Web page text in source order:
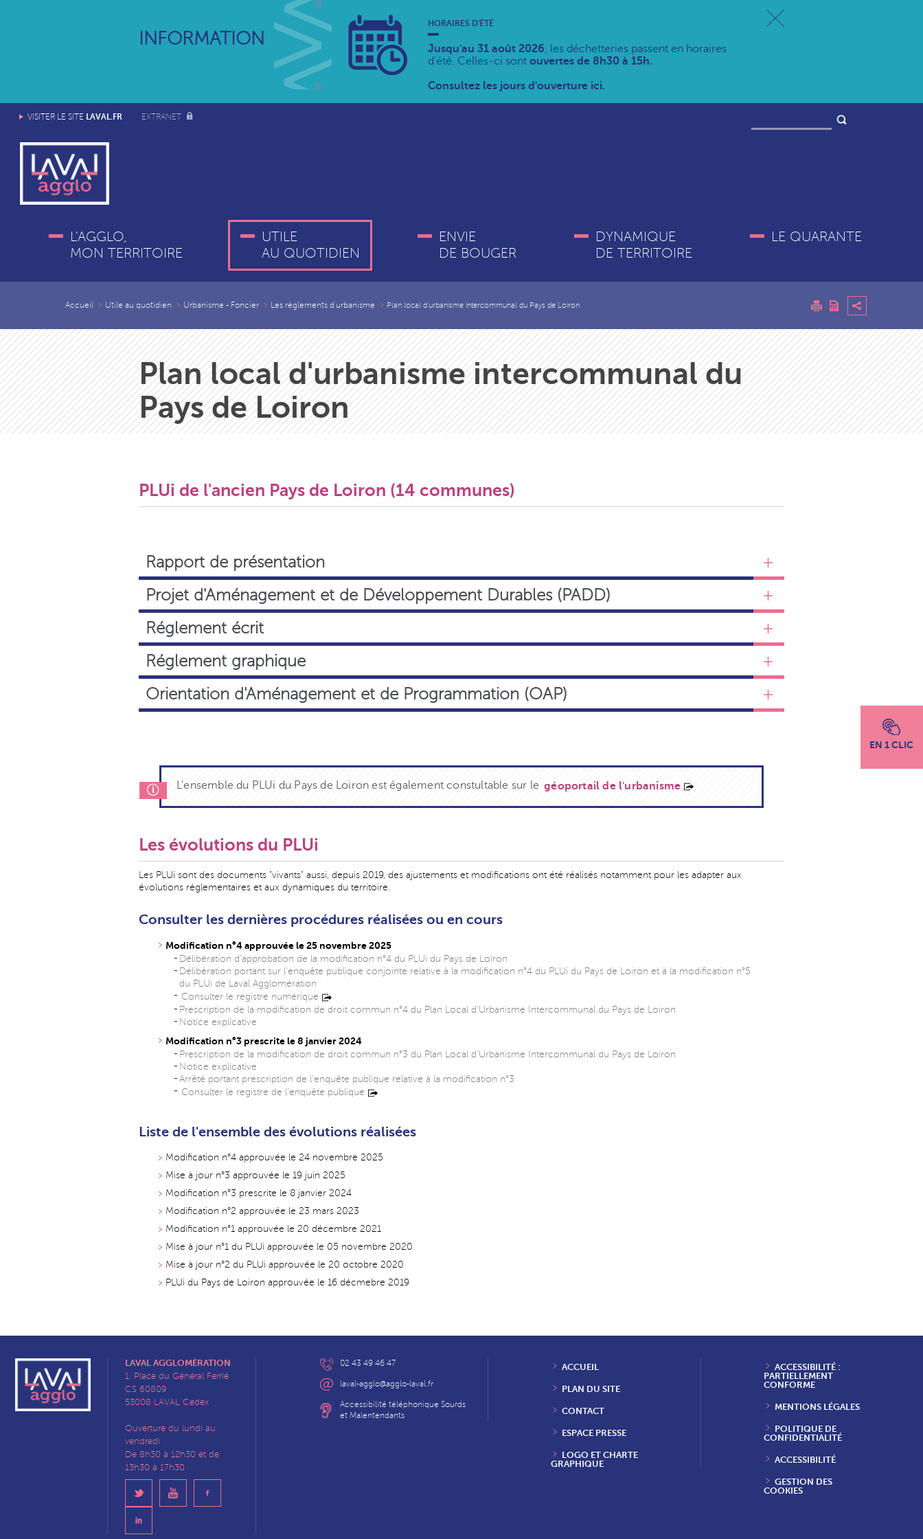
INFORMATION
HORAIRES D'ÉTÉ
Jusqu'au 31 août 2026, les déchetteries passent en horaires
d'été. Celles-ci sont ouvertes de 8h30 à 15h.
Consultez les jours d'ouverture ici.
VISITER LE SITE LAVAL.FR EXTRANET
L'AGGLO,
MON TERRITOIRE
UTILE
AU QUOTIDIEN
ENVIE
DE BOUGER
DYNAMIQUE
DE TERRITOIRE
LE QUARANTE
EN 1 CLIC
Accueil Utile au quotidien Urbanisme - Foncier Les règlements d'urbanisme Plan local d'urbanisme intercommunal du Pays de Loiron
Plan local d'urbanisme intercommunal du
Pays de Loiron
PLUi de l'ancien Pays de Loiron (14 communes)
Rapport de présentation
Projet d'Aménagement et de Développement Durables (PADD)
Réglement écrit
Réglement graphique
Orientation d'Aménagement et de Programmation (OAP)
L'ensemble du PLUi du Pays de Loiron est également constultable sur le géoportail de l'urbanisme
Les évolutions du PLUi
Les PLUi sont des documents "vivants" aussi, depuis 2019, des ajustements et modifications ont été réalisés notamment pour les adapter aux
évolutions réglementaires et aux dynamiques du territoire.
Consulter les dernières procédures réalisées ou en cours
Modification n°4 approuvée le 25 novembre 2025
Délibération d'approbation de la modification n°4 du PLUi du Pays de Loiron
Délibération portant sur l'enquête publique conjointe relative à la modification n°4 du PLUi du Pays de Loiron et à la modification n°5
du PLUi de Laval Agglomération
Consulter le registre numérique
Prescription de la modification de droit commun n°4 du Plan Local d'Urbanisme Intercommunal du Pays de Loiron
Notice explicative
Modification n°3 prescrite le 8 janvier 2024
Prescription de la modification de droit commun n°3 du Plan Local d'Urbanisme Intercommunal du Pays de Loiron
Notice explicative
Arrêté portant prescription de l'enquête publique relative à la modification n°3
Consulter le registre de l'enquête publique
Liste de l'ensemble des évolutions réalisées
Modification n°4 approuvée le 24 novembre 2025
Mise à jour n°3 approuvée le 19 juin 2025
Modification n°3 prescrite le 8 janvier 2024
Modification n°2 approuvée le 23 mars 2023
Modification n°1 approuvée le 20 décembre 2021
Mise à jour n°1 du PLUi approuvée le 05 novembre 2020
Mise à jour n°2 du PLUi approuvée le 20 octobre 2020
PLUi du Pays de Loiron approuvée le 16 décmebre 2019
LAVAL AGGLOMÉRATION
1, Place du Général Ferrié
CS 60809
53008 LAVAL Cedex
Ouverture du lundi au
vendredi
De 8h30 à 12h30 et de
13h30 à 17h30
02 43 49 46 47
laval-agglo@agglo-laval.fr
Accessibilité téléphonique Sourds
et Malentendants
ACCUEIL
PLAN DU SITE
CONTACT
ESPACE PRESSE
LOGO ET CHARTE
GRAPHIQUE
ACCESSIBILITÉ :
PARTIELLEMENT
CONFORME
MENTIONS LÉGALES
POLITIQUE DE
CONFIDENTIALITÉ
ACCESSIBILITÉ
GESTION DES
COOKIES